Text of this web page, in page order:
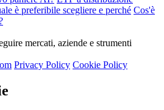
è preferibile scegliere e perché Cos'è
mercati, aziende e strumenti
Privacy Policy Cookie Policy